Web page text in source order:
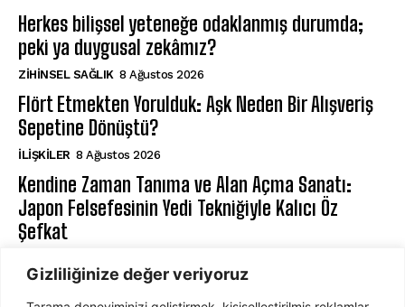
Gizliliğinize değer veriyoruz
Herkes bilişsel yeteneğe odaklanmış durumda;
peki ya duygusal zekâmız?
ZIHINSEL SAĞLIK 8 Ağustos 2026
Flört Etmekten Yorulduk: Aşk Neden Bir Alışveriş
Sepetine Dönüştü?
İLIŞKILER 8 Ağustos 2026
Kendine Zaman Tanıma ve Alan Açma Sanatı:
Japon Felsefesinin Yedi Tekniğiyle Kalıcı Öz
Şefkat